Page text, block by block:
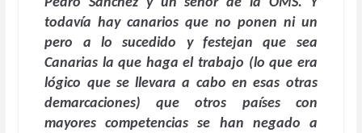
todavía hay canarios que no ponen ni un
pero a lo sucedido y festejan que sea
Canarias la que haga el trabajo (lo que era
lógico que se llevara a cabo en esas otras
demarcaciones) que otros países con
mayores competencias se han negado a